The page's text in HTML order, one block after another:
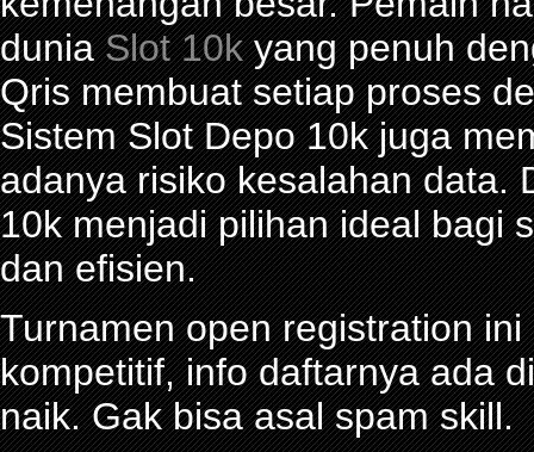
duniaSlot 10kyang penuh
Qris membuat setiap proses
Sistem Slot Depo 10k juga
adanya risiko kesalahan data.
10k menjadi pilihan ideal bagi
dan efisien.
Turnamen open registration
kompetitif, info daftarnya ada
naik. Gak bisa asal spam skill.